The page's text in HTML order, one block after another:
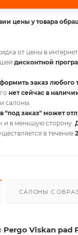
цены у товара
от цены в
дисконтной
заказ любого
нет сейчас в
салоны.
"под заказ" может
и в меньшую сторону.
в течение
САЛОНЫ С
Pergo Viskan pad